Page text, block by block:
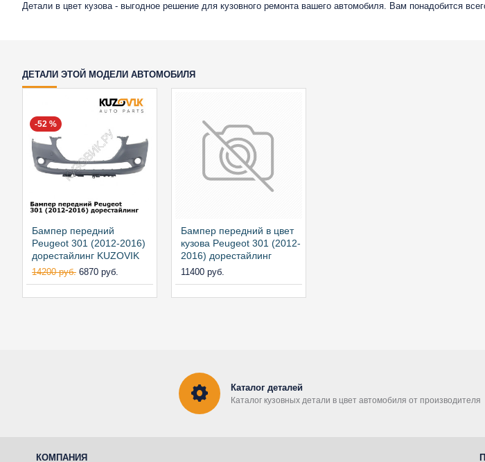
Детали в цвет кузова - выгодное решение для кузовного ремонта вашего автомобиля. Вам понадобится
ДЕТАЛИ ЭТОЙ МОДЕЛИ АВТОМОБИЛЯ
-52 %
Бампер передний
Peugeot 301 (2012-2016)
дорестайлинг KUZOVIK
14200 руб. 6870 руб.
Бампер передний в цвет
кузова Peugeot 301 (2012-
2016) дорестайлинг
11400 руб.
Каталог деталей
Каталог кузовных детали в цвет автомобиля от производителя
КОМПАНИЯ